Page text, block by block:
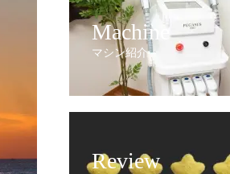
Machine
マシン紹介
Review